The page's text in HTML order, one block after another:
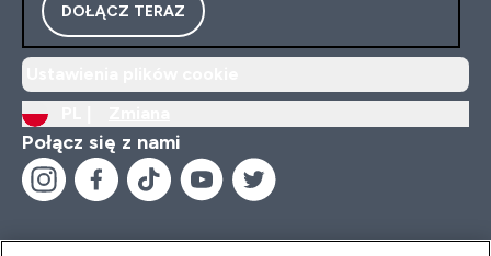
DOŁĄCZ TERAZ
Połącz się z nami